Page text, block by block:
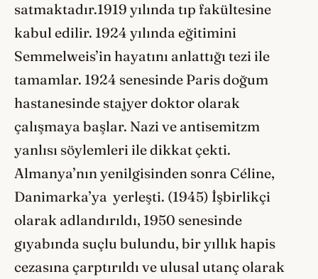
satmaktadır.1919 yılında tıp fakültesine
kabul edilir. 1924 yılında eğitimini
Semmelweis’in hayatını anlattığı tezi ile
tamamlar. 1924 senesinde Paris doğum
hastanesinde stajyer doktor olarak
çalışmaya başlar. Nazi ve antisemitzm
yanlısı söylemleri ile dikkat çekti.
Almanya’nın yenilgisinden sonra Céline,
Danimarka’ya yerleşti. (1945) İşbirlikçi
olarak adlandırıldı, 1950 senesinde
gıyabında suçlu bulundu, bir yıllık hapis
cezasına çarptırıldı ve ulusal utanç olarak